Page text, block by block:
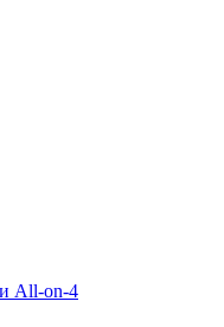
All-on-4